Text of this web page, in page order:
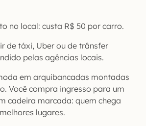
no local: custa R$ 50 por carro.
de táxi, Uber ou de trânsfer
pelas agências locais.
em arquibancadas montadas
Você compra ingresso para um
cadeira marcada: quem chega
lugares.